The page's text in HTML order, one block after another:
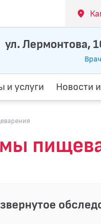
ул. Лермонтова,
и услуги Новости